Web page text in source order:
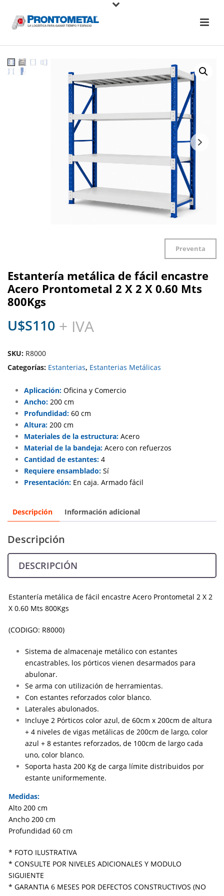
Preventa
Estantería metálica de fácil encastre
Acero Prontometal 2 X 2 X 0.60 Mts
800Kgs
U$S110 + IVA
SKU: R8000
Categorías: Estanterias, Estanterias Metálicas
Aplicación:Oficina y Comercio
Ancho:200 cm
Profundidad:60 cm
Altura:200 cm
Materiales de la estructura:Acero
Material de la bandeja:Acero con refuerzos
Cantidad de estantes:4
Requiere ensamblado:Sí
Presentación:En caja. Armado fácil
Descripción Información adicional
Descripción
DESCRIPCIÓN
Estantería metálica de fácil encastre Acero Prontometal 2 X 2
X 0.60 Mts 800Kgs
(CODIGO: R8000)
Sistema de almacenaje metálico con estantes
encastrables, los pórticos vienen desarmados para
abulonar.
Se arma con utilización de herramientas.
Con estantes reforzados color blanco.
Laterales abulonados.
Incluye 2 Pórticos color azul, de 60cm x 200cm de altura
+ 4 niveles de vigas metálicas de 200cm de largo, color
azul + 8 estantes reforzados, de 100cm de largo cada
uno, color blanco.
Soporta hasta 200 Kg de carga límite distribuidos por
estante uniformemente.
Medidas:
Alto 200 cm
Ancho 200 cm
Profundidad 60 cm
* FOTO ILUSTRATIVA
* CONSULTE POR NIVELES ADICIONALES Y MODULO
SIGUIENTE
* GARANTIA 6 MESES POR DEFECTOS CONSTRUCTIVOS (NO